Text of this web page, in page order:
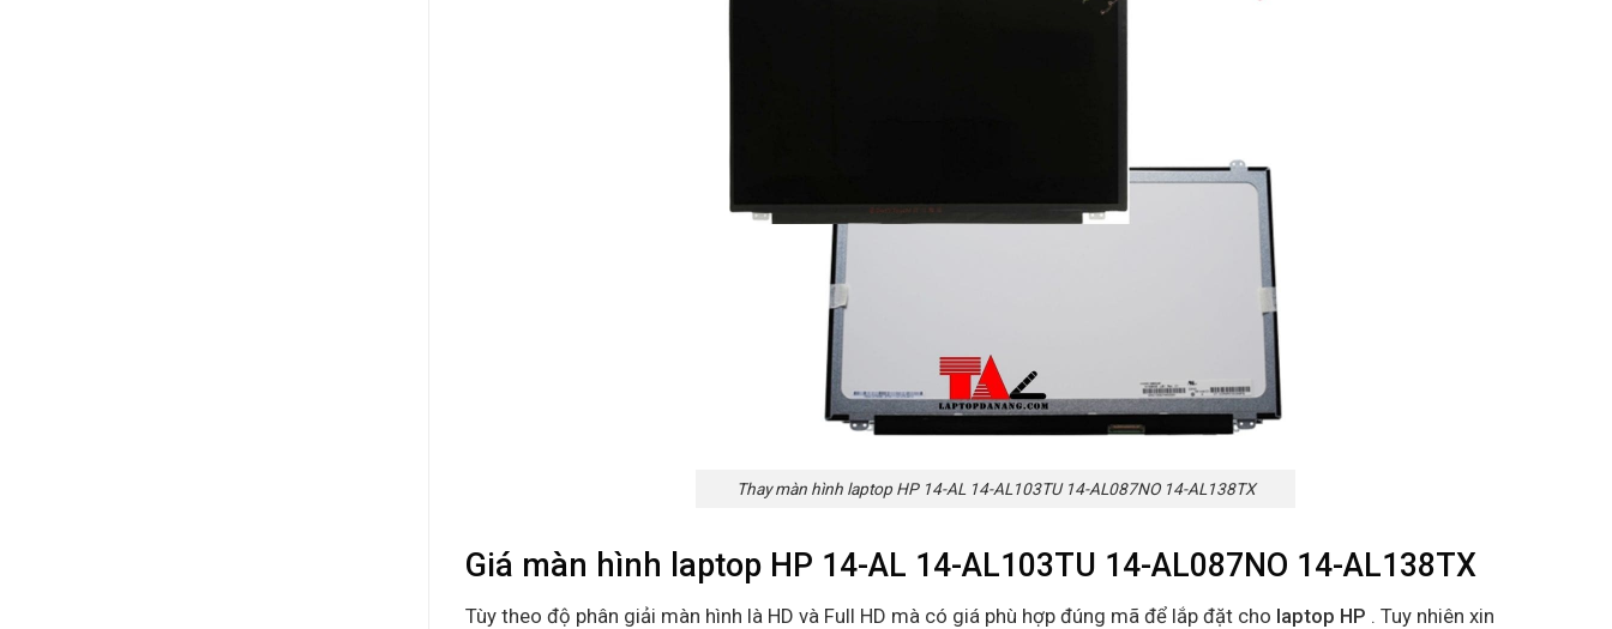
Thay màn hình laptop HP 14-AL 14-AL103TU 14-AL087NO 14-AL138TX
Giá màn hình laptop HP 14-AL 14-AL103TU 14-AL087NO 14-AL138TX
Tùy theo độ phân giải màn hình là HD và Full HD mà có giá phù hợp đúng mã để lắp đặt cho laptop HP . Tuy nhiên xin